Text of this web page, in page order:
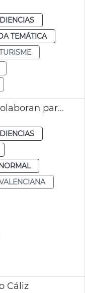
TEMÁTICA
València y la Generalitat colaboran para prevenir el intrusismo en la profesión de guía oficial de turismo
Cáliz